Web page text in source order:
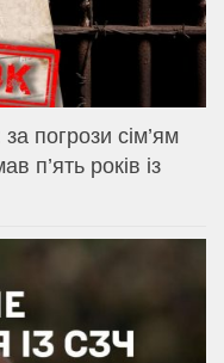
погрози сім’ям
п’ять років із